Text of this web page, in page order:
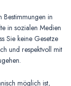
Bestimmungen in
in sozialen Medien
Sie keine Gesetze
und respektvoll mit
möglich ist,